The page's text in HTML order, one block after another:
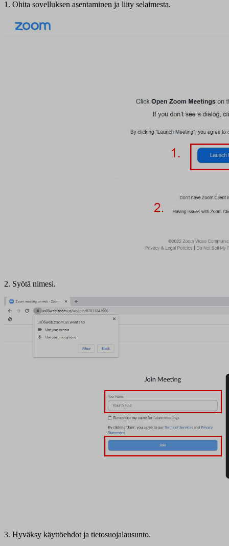
1. Ohita sovelluksen asentaminen ja liity selaimesta.
2. Syötä nimesi.
3. Hyväksy käyttöehdot ja tietosuojalausunto.